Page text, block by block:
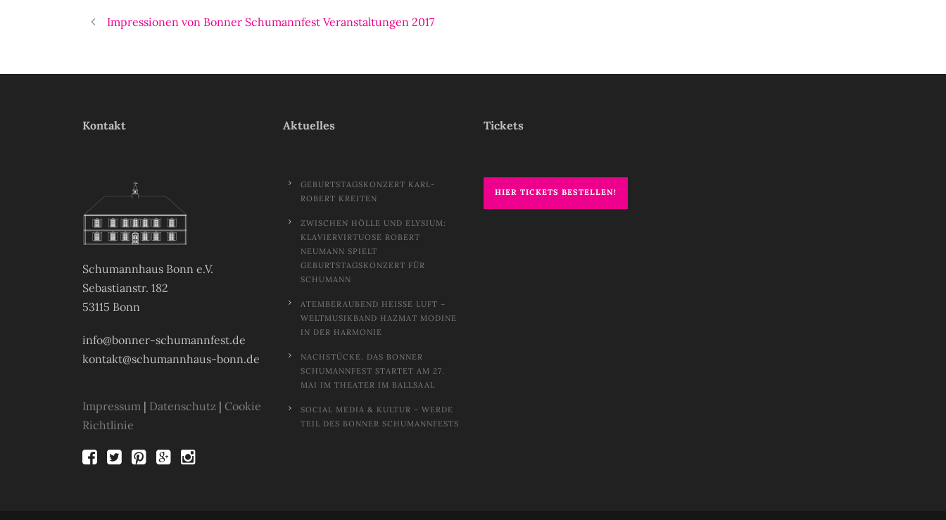
Impressionen von Bonner Schumannfest Veranstaltungen 2017
Kontakt
Schumannhaus Bonn e.V.
Sebastianstr. 182
53115 Bonn
info@bonner-schumannfest.de
kontakt@schumannhaus-bonn.de
Impressum | Datenschutz | Cookie
Richtlinie
Aktuelles
GEBURTSTAGSKONZERT KARL-
ROBERT KREITEN
ZWISCHEN HÖLLE UND ELYSIUM:
KLAVIERVIRTUOSE ROBERT
NEUMANN SPIELT
GEBURTSTAGSKONZERT FÜR
SCHUMANN
ATEMBERAUBEND HEISSE LUFT – W
ELTMUSIKBAND HAZMAT MODINE I
N DER HARMONIE
NACHSTÜCKE. DAS BONNER
SCHUMANNFEST STARTET AM 27.
MAI IM THEATER IM BALLSAAL
SOCIAL MEDIA & KULTUR – WERDE
TEIL DES BONNER SCHUMANNFESTS
Tickets
HIER TICKETS BESTELLEN!